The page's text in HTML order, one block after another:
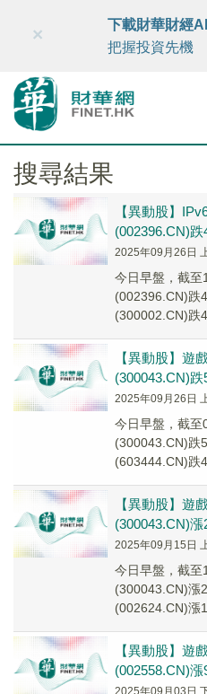
財華智庫網 FINTV
×
下載財華財經
把握投資先機
搜尋結果
【異動股】
(002396.CN)跌
2025年09月26日
今日早盤，截至
(002396.CN)跌
(300002.CN)跌
【異動股】遊
(300043.CN)跌
2025年09月26日
今日早盤，截至
(300043.CN)跌
(603444.CN)跌
【異動股】遊
(300043.CN)漲
2025年09月15日
今日早盤，截至
(300043.CN)漲
(002624.CN)漲
【異動股】遊
(002558.CN)漲
2025年09月03日